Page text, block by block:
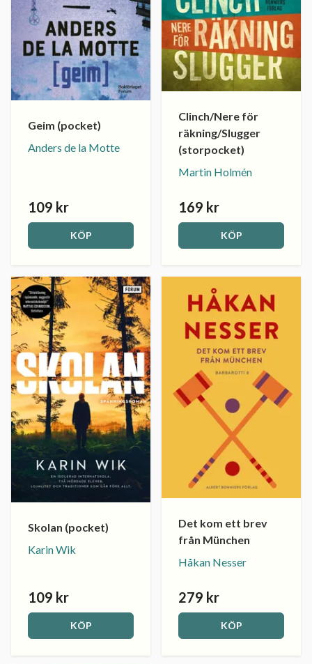
Geim (pocket)
Anders de la Motte
109 kr
KÖP
Clinch/Nere för
räkning/Slugger
(storpocket)
Martin Holmén
169 kr
KÖP
Skolan (pocket)
Karin Wik
109 kr
KÖP
Det kom ett brev
från München
Håkan Nesser
279 kr
KÖP